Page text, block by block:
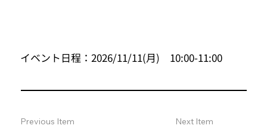
イベント日程：2026/11/11(月) 10:00-11:00
Previous Item Next Item